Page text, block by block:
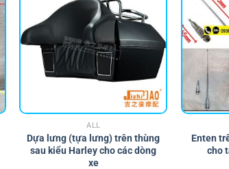
ALL
Dựa lưng (tựa lưng) trên thùng
sau kiểu Harley cho các dòng
xe
Enten
cho